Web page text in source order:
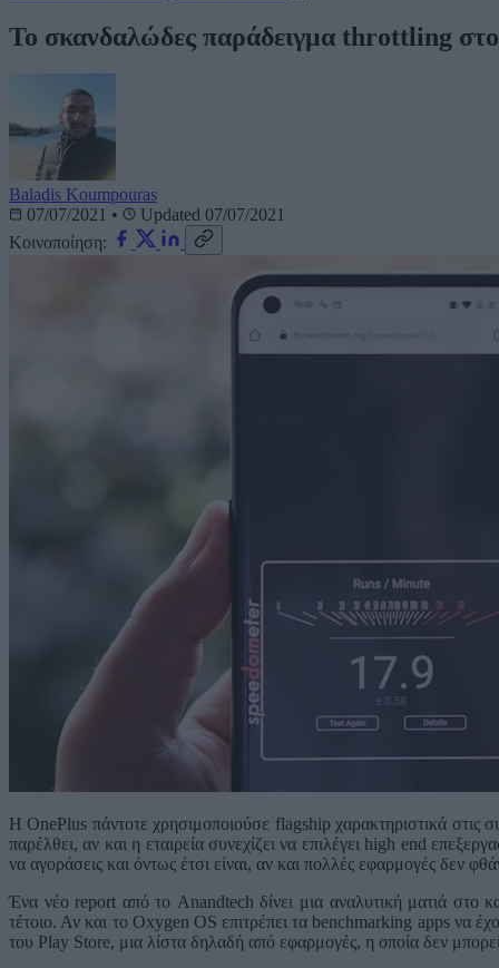
Το σκανδαλώδες παράδειγμα throttling
Baladis Koumpouras
07/07/2021 •
Updated 07/07/2021
Κοινοποίηση:
H OnePlus πάντοτε χρησιμοποιούσε flagship χαρακτηριστικά
παρέλθει, αν και η εταιρεία συνεχίζει να επιλέγει high end
να αγοράσεις και όντως έτσι είναι, αν και πολλές εφαρμογές δεν
Ένα νέο report από το Anandtech δίνει μια αναλυτική ματιά στο
τέτοιο. Αν και το Oxygen OS επιτρέπει τα benchmarking apps να
του Play Store, μια λίστα δηλαδή από εφαρμογές, η οποία δεν μπορεί